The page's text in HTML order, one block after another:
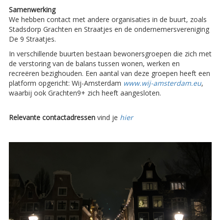
Samenwerking
We hebben contact met andere organisaties in de buurt, zoals
Stadsdorp Grachten en Straatjes en de ondernemersvereniging
De 9 Straatjes.
In verschillende buurten bestaan bewonersgroepen die zich met
de verstoring van de balans tussen wonen, werken en
recreëren bezighouden. Een aantal van deze groepen heeft een
platform opgericht: Wij-Amsterdam www.wij-amsterdam.eu,
waarbij ook Grachten9+ zich heeft aangesloten.
Relevante contactadressen vind je hier